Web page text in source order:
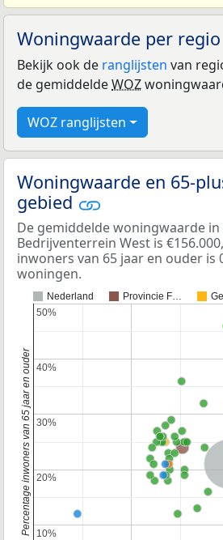
Woningwaarde per regio
Bekijk ook de ranglijsten van
de gemiddeldeWOZ
WOZ ranglijsten
Woningwaarde en 65-
gebied
De gemiddelde woningwaarde
Bedrijventerrein West is
inwoners van 65 jaar en ouder is
woningen.
Nederland Provincie F…
10%
10%
20%
20%
30%
30%
40%
40%
50%
50%
Percentage inwoners van 65 jaar en ouder